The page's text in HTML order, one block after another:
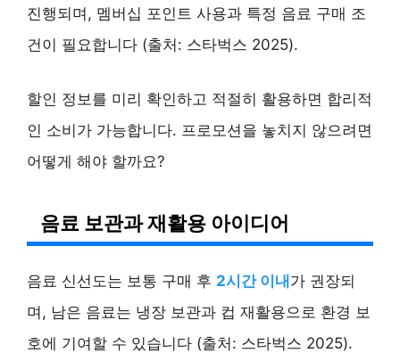
진행되며, 멤버십 포인트 사용과 특정 음료 구매 조
건이 필요합니다 (출처: 스타벅스 2025).
할인 정보를 미리 확인하고 적절히 활용하면 합리적
인 소비가 가능합니다. 프로모션을 놓치지 않으려면
어떻게 해야 할까요?
음료 보관과 재활용 아이디어
음료 신선도는 보통 구매 후 2시간 이내가 권장되
며, 남은 음료는 냉장 보관과 컵 재활용으로 환경 보
호에 기여할 수 있습니다 (출처: 스타벅스 2025).